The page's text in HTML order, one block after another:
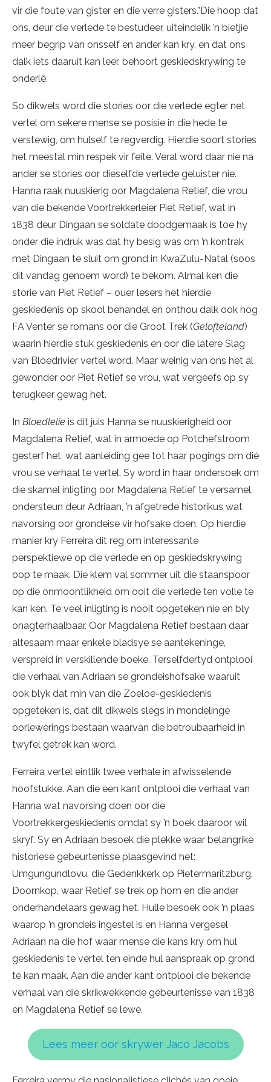
vir die foute van gister en die verre gisters.”Die hoop dat
ons, deur die verlede te bestudeer, uiteindelik ’n bietjie
meer begrip van onsself en ander kan kry, en dat ons
dalk iets daaruit kan leer, behoort geskiedskrywing te
onderlê.
So dikwels word die stories oor die verlede egter net
vertel om sekere mense se posisie in die hede te
verstewig, om hulself te regverdig. Hierdie soort stories
het meestal min respek vir feite. Veral word daar nie na
ander se stories oor dieselfde verlede geluister nie.
Hanna raak nuuskierig oor Magdalena Retief, die vrou
van die bekende Voortrekkerleier Piet Retief, wat in
1838 deur Dingaan se soldate doodgemaak is toe hy
onder die indruk was dat hy besig was om ’n kontrak
met Dingaan te sluit om grond in KwaZulu-Natal (soos
dit vandag genoem word) te bekom. Almal ken die
storie van Piet Retief – ouer lesers het hierdie
geskiedenis op skool behandel en onthou dalk ook nog
FA Venter se romans oor die Groot Trek (Gelofteland)
waarin hierdie stuk geskiedenis en oor die latere Slag
van Bloedrivier vertel word. Maar weinig van ons het al
gewonder oor Piet Retief se vrou, wat vergeefs op sy
terugkeer gewag het.
In Bloedlelie is dit juis Hanna se nuuskierigheid oor
Magdalena Retief, wat in armoede op Potchefstroom
gesterf het, wat aanleiding gee tot haar pogings om dié
vrou se verhaal te vertel. Sy word in haar ondersoek om
die skamel inligting oor Magdalena Retief te versamel,
ondersteun deur Adriaan, ’n afgetrede historikus wat
navorsing oor grondeise vir hofsake doen. Op hierdie
manier kry Ferreira dit reg om interessante
perspektiewe op die verlede en op geskiedskrywing
oop te maak. Die klem val sommer uit die staanspoor
op die onmoontlikheid om ooit die verlede ten volle te
kan ken. Te veel inligting is nooit opgeteken nie en bly
onagterhaalbaar. Oor Magdalena Retief bestaan daar
altesaam maar enkele bladsye se aantekeninge,
verspreid in verskillende boeke. Terselfdertyd ontplooi
die verhaal van Adriaan se grondeishofsake waaruit
ook blyk dat min van die Zoeloe-geskiedenis
opgeteken is, dat dit dikwels slegs in mondelinge
oorlewerings bestaan waarvan die betroubaarheid in
twyfel getrek kan word.
Ferreira vertel eintlik twee verhale in afwisselende
hoofstukke. Aan die een kant ontplooi die verhaal van
Hanna wat navorsing doen oor die
Voortrekkergeskiedenis omdat sy ’n boek daaroor wil
skryf. Sy en Adriaan besoek die plekke waar belangrike
historiese gebeurtenisse plaasgevind het:
Umgungundlovu, die Gedenkkerk op Pietermaritzburg,
Doornkop, waar Retief se trek op hom en die ander
onderhandelaars gewag het. Hulle besoek ook ’n plaas
waarop ’n grondeis ingestel is en Hanna vergesel
Adriaan na die hof waar mense die kans kry om hul
geskiedenis te vertel ten einde hul aanspraak op grond
te kan maak. Aan die ander kant ontplooi die bekende
verhaal van die skrikwekkende gebeurtenisse van 1838
en Magdalena Retief se lewe.
Lees meer oor skrywer Jaco Jacobs